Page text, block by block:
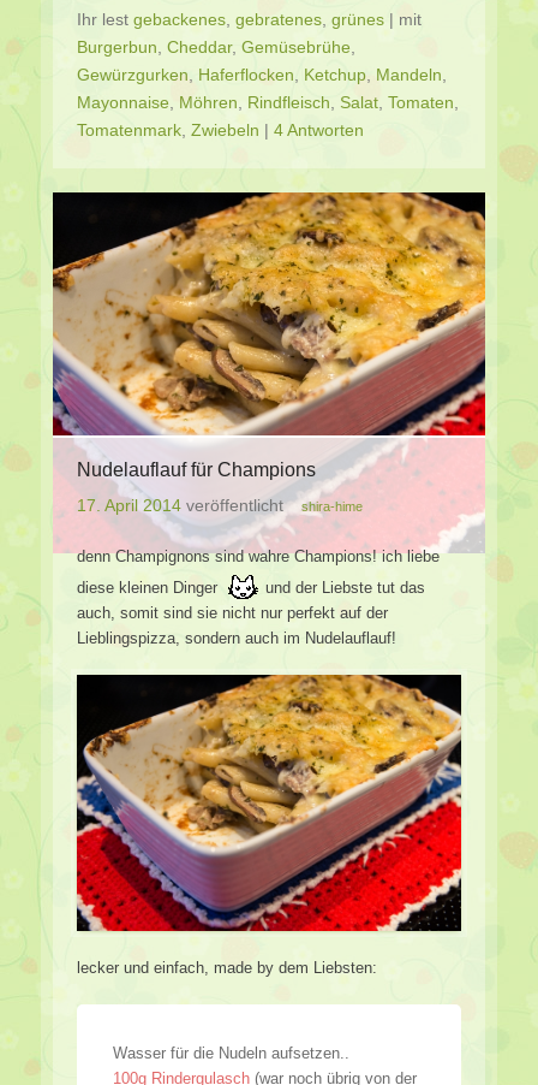
Ihr lest gebackenes gebratenes grünes | mit
Burgerbun Cheddar, Gemüsebrühe
Gewürzgurken
Haferflocken Ketchup Mandeln
Mayonnaise
Möhren Rindfleisch Salat Tomaten
Tomatenmark Zwiebeln | 4 Antworten
Nudelauflauf für Champions
17. April 2014 veröffentlicht shira-hime
denn Champignons sind wahre Champions! ich liebe
diese kleinen Dinger
und der Liebste tut das
auch, somit sind sie nicht nur perfekt auf der
Lieblingspizza, sondern auch im Nudelauflauf!
lecker und einfach, made by dem Liebsten:
Wasser für die Nudeln aufsetzen..
100g Rindergulasch (war noch übrig von der